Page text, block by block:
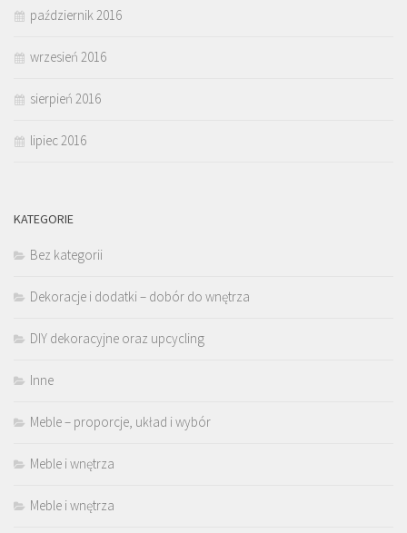
październik 2016
wrzesień 2016
sierpień 2016
lipiec 2016
KATEGORIE
Bez kategorii
Dekoracje i dodatki – dobór do wnętrza
DIY dekoracyjne oraz upcycling
Inne
Meble – proporcje, układ i wybór
Meble i wnętrza
Meble i wnętrza